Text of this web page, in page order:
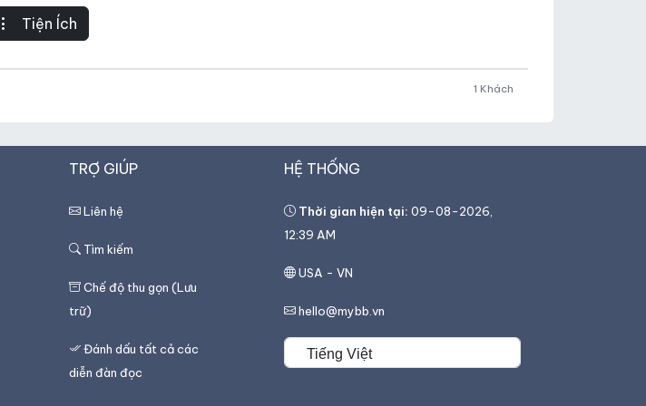
Tiện Ích
1 Khách
TRỢ GIÚP
Liên hệ
Tìm kiếm
Chế độ thu gọn (Lưu
trữ)
Đánh dấu tất cả các
diễn đàn đọc
HỆ THỐNG
Thời gian hiện tại: 09-08-2026,
12:39 AM
USA - VN
hello@mybb.vn